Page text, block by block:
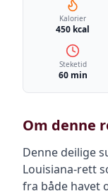
Kalorier
450 kcal
Steketid
60 min
Om denne
Denne deilige
Louisiana-rett
fra både havet